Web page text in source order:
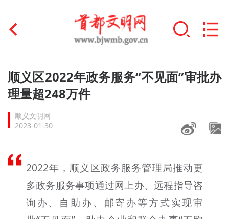
首页
文明创建
文明实践
未成年人思想道德建设
榜样人物
顺义区2022年政务服务“不见面”审批办
理量超248万件
顺义文明网
2023-01-30
2022年，顺义区政务服务管理局推动更
多政务服务事项通过网上办、远程指导咨
询办、自助办、邮寄办等方式实现审